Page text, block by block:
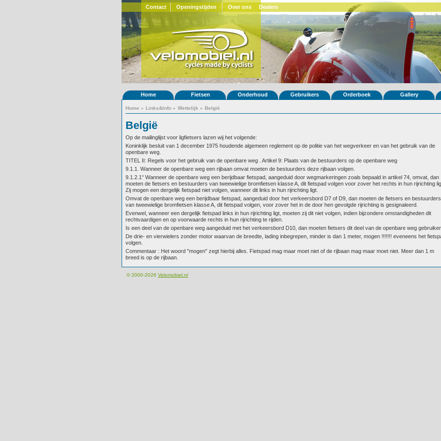
Contact Openingstijden Over ons Dealers
Home Fietsen Onderhoud Gebruikers Orderboek Gallery
Home » Links&Info » Wettelijk » België
België
Op de mailinglijst voor ligfietsers lazen wij het volgende:
Koninklijk besluit van 1 december 1975 houdende algemeen reglement op de politie van het wegverkeer en van het gebruik van de
openbare weg.
TITEL II: Regels voor het gebruik van de openbare weg . Artikel 9: Plaats van de bestuurders op de openbare weg
9.1.1. Wanneer de openbare weg een rijbaan omvat moeten de bestuurders deze rijbaan volgen.
9.1.2.1° Wanneer de openbare weg een berijdbaar fietspad, aangeduid door wegmarkeringen zoals bepaald in artikel 74, omvat, dan
moeten de fietsers en bestuurders van tweewielige bromfietsen klasse A, dit fietspad volgen voor zover het rechts in hun rijrichting
Zij mogen een dergelijk fietspad niet volgen, wanneer dit links in hun rijrichting ligt.
Omvat de openbare weg een berijdbaar fietspad, aangeduid door het verkeersbord D7 of D9, dan moeten de fietsers en bestuurders
van tweewielige bromfietsen klasse A, dit fietspad volgen, voor zover het in de door hen gevolgde rijrichting is gesignaleerd.
Evenwel, wanneer een dergelijk fietspad links in hun rijrichting ligt, moeten zij dit niet volgen, indien bijzondere omstandigheden dit
rechtvaardigen en op voorwaarde rechts in hun rijrichting te rijden.
Is een deel van de openbare weg aangeduid met het verkeersbord D10, dan moeten fietsers dit deel van de openbare weg
De drie- en vierwielers zonder motor waarvan de breedte, lading inbegrepen, minder is dan 1 meter, mogen !!!!!!! eveneens het
volgen.
Commentaar : Het woord "mogen" zegt hierbij alles. Fietspad mag maar moet niet of de rijbaan mag maar moet niet. Meer dan 1 m
breed is op de rijbaan.
© 2000-2026 Velomobiel.nl